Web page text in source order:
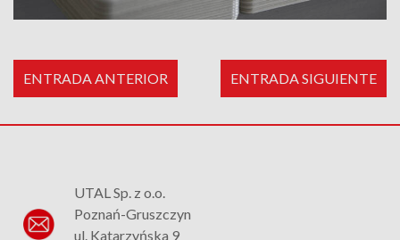
ENTRADA ANTERIOR ENTRADA SIGUIENTE
UTAL Sp. z o.o.
Poznań-Gruszczyn
ul. Katarzyńska 9